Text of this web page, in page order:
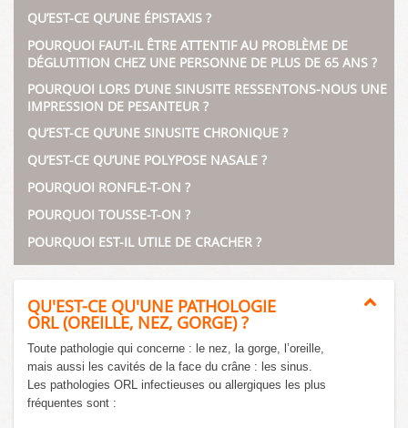
QU’EST-CE QU’UNE ÉPISTAXIS ?
POURQUOI FAUT-IL ÊTRE ATTENTIF AU PROBLÈME DE
DÉGLUTITION CHEZ UNE PERSONNE DE PLUS DE 65 ANS ?
POURQUOI LORS D’UNE SINUSITE RESSENTONS-NOUS UNE
IMPRESSION DE PESANTEUR ?
QU’EST-CE QU’UNE SINUSITE CHRONIQUE ?
QU’EST-CE QU’UNE POLYPOSE NASALE ?
POURQUOI RONFLE-T-ON ?
POURQUOI TOUSSE-T-ON ?
POURQUOI EST-IL UTILE DE CRACHER ?
QU'EST-CE QU'UNE PATHOLOGIE
ORL (OREILLE, NEZ, GORGE) ?
Toute pathologie qui concerne : le nez, la gorge, l’oreille,
mais aussi les cavités de la face du crâne : les sinus.
Les pathologies ORL infectieuses ou allergiques les plus
fréquentes sont :